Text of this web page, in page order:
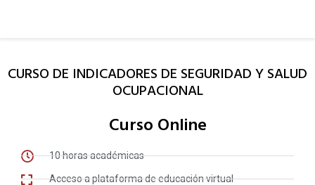
CURSO DE INDICADORES DE SEGURIDAD Y SALUD
OCUPACIONAL
Curso Online
10 horas académicas
Acceso a plataforma de educación virtual